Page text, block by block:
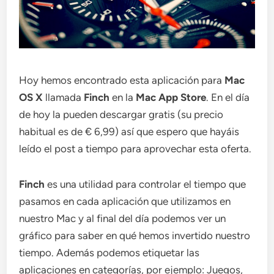
Hoy hemos encontrado esta aplicación para Mac
OS X llamada Finchen la Mac App Store. En el día
de hoy la pueden descargar gratis (su precio
habitual es de € 6,99) así que espero que hayáis
leído el post a tiempo para aprovechar esta oferta.
Finch es una utilidad para controlar el tiempo que
pasamos en cada aplicación que utilizamos en
nuestro Mac y al final del día podemos ver un
gráfico para saber en qué hemos invertido nuestro
tiempo. Además podemos etiquetar las
aplicaciones en categorías, por ejemplo: Juegos,